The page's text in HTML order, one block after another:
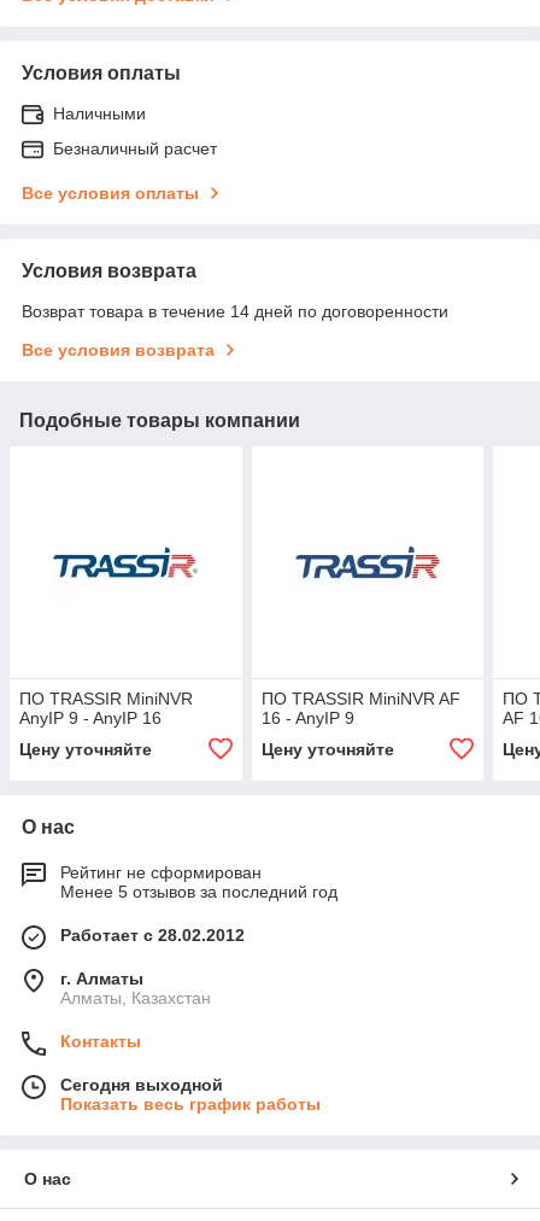
Условия оплаты
Наличными
Безналичный расчет
Все условия оплаты
Условия возврата
Возврат товара в течение 14 дней по договоренности
Все условия возврата
Подобные товары компании
ПО TRASSIR MiniNVR
AnyIP 9 - AnyIP 16
Цену уточняйте
ПО TRASSIR MiniNVR AF
16 - AnyIP 9
Цену уточняйте
ПО
AF
О нас
Рейтинг не сформирован
Менее 5 отзывов за последний год
Работает с 28.02.2012
г. Алматы
Алматы, Казахстан
Контакты
Сегодня выходной
Показать весь график работы
О нас